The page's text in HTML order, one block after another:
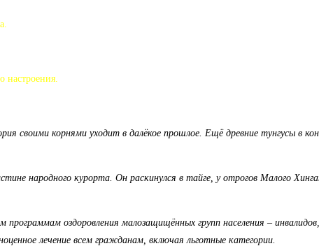
своими корнями уходит в далёкое прошлое. Ещё древние тунгусы в
народного курорта. Он раскинулся в тайге, у отрогов Малого
оздоровления малозащищённых групп населения – инвалидов,
лечение всем гражданам, включая льготные категории.